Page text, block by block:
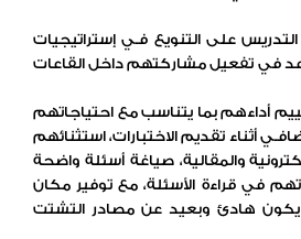
على التنويع فـي إستراتيجيات
في تفعيل مشاركتهم داخل القاعات
أداءهم بما يتناسب مع احتياجاتهم
أثناء تقديم الاختبارات، استثنائهم
والمقالية، صياغة أسئلة واضحة
في قراءة الأسئلة، مع توفير مكان
يكون هادئ وبعيد عن مصادر التشتت